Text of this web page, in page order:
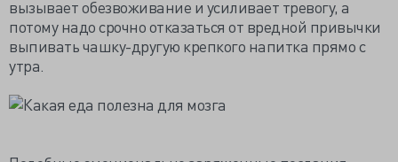
вызывает обезвоживание и усиливает тревогу, а
потому надо срочно отказаться от вредной привычки
выпивать чашку-другую крепкого напитка прямо с
утра.